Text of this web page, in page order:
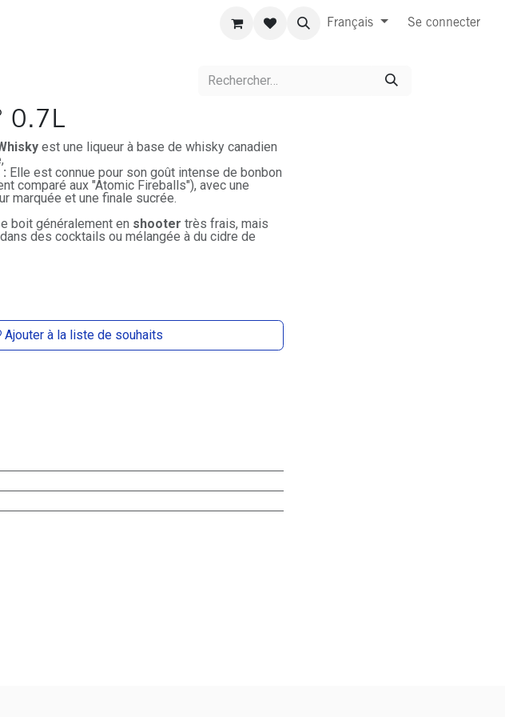
Français Se connecter
0.7L
est une liqueur à base de whisky canadien
Elle est connue pour son goût intense de bonbon
comparé aux "Atomic Fireballs"), avec une
marquée et une finale sucrée.
boit généralement en shooter très frais, mais
des cocktails ou mélangée à du cidre de
Ajouter à la liste de souhaits